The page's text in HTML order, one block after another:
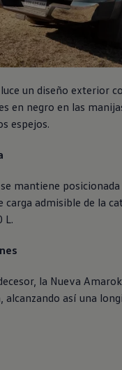
un diseño exterior
en negro en las
espejos.
mantiene posicionada
admisible de la
L.
la Nueva Amarok
alcanzando así una